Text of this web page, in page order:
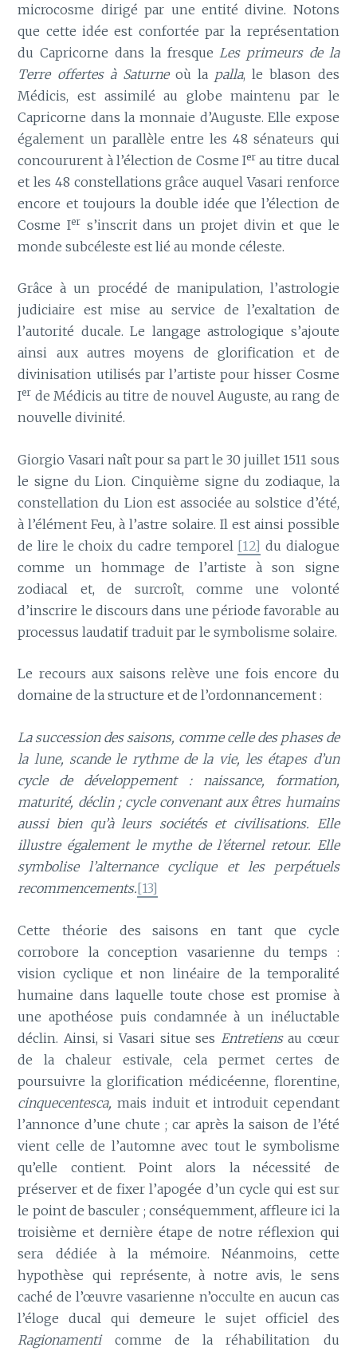
microcosme dirigé par une entité divine. Notons
que cette idée est confortée par la représentation
du Capricorne dans la fresque Les primeurs de la
Terre offertes à Saturneoù la palla, le blason des
Médicis, est assimilé au globe maintenu par le
Capricorne dans la monnaie d’Auguste. Elle expose
également un parallèle entre les 48 sénateurs qui
concoururent à l’élection de Cosme Ierau titre ducal
et les 48 constellations grâce auquel Vasari renforce
encore et toujours la double idée que l’élection de
Cosme Iers’inscrit dans un projet divin et que le
monde subcéleste est lié au monde céleste.
Grâce à un procédé de manipulation, l’astrologie
judiciaire est mise au service de l’exaltation de
l’autorité ducale. Le langage astrologique s’ajoute
ainsi aux autres moyens de glorification et de
divinisation utilisés par l’artiste pour hisser Cosme
Ier de Médicis au titre de nouvel Auguste, au rang de
nouvelle divinité.
Giorgio Vasari naît pour sa part le 30 juillet 1511 sous
le signe du Lion. Cinquième signe du zodiaque, la
constellation du Lion est associée au solstice d’été,
à l’élément Feu, à l’astre solaire. Il est ainsi possible
de lire le choix du cadre temporel [12] du dialogue
comme un hommage de l’artiste à son signe
zodiacal et, de surcroît, comme une volonté
d’inscrire le discours dans une période favorable au
processus laudatif traduit par le symbolisme solaire.
Le recours aux saisons relève une fois encore du
domaine de la structure et de l’ordonnancement :
La succession des saisons, comme celle des phases de
la lune, scande le rythme de la vie, les étapes d’un
cycle de développement : naissance, formation,
maturité, déclin ; cycle convenant aux êtres humains
aussi bien qu’à leurs sociétés et civilisations. Elle
illustre également le mythe de l’éternel retour. Elle
symbolise l’alternance cyclique et les perpétuels
recommencements.[13]
Cette théorie des saisons en tant que cycle
corrobore la conception vasarienne du temps :
vision cyclique et non linéaire de la temporalité
humaine dans laquelle toute chose est promise à
une apothéose puis condamnée à un inéluctable
déclin. Ainsi, si Vasari situe ses Entretiensau cœur
de la chaleur estivale, cela permet certes de
poursuivre la glorification médicéenne, florentine,
cinquecentesca, mais induit et introduit cependant
l’annonce d’une chute ; car après la saison de l’été
vient celle de l’automne avec tout le symbolisme
qu’elle contient. Point alors la nécessité de
préserver et de fixer l’apogée d’un cycle qui est sur
le point de basculer ; conséquemment, affleure ici la
troisième et dernière étape de notre réflexion qui
sera dédiée à la mémoire. Néanmoins, cette
hypothèse qui représente, à notre avis, le sens
caché de l’œuvre vasarienne n’occulte en aucun cas
l’éloge ducal qui demeure le sujet officiel des
Ragionamenticomme de la réhabilitation du